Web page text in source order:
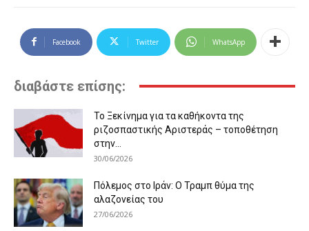
Facebook Twitter WhatsApp
διαβάστε επίσης:
Το Ξεκίνημα για τα καθήκοντα της
ριζοσπαστικής Αριστεράς – τοποθέτηση
στην...
30/06/2026
Πόλεμος στο Ιράν: Ο Τραμπ θύμα της
αλαζονείας του
27/06/2026